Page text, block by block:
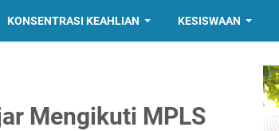
KONSENTRASI KEAHLIAN KESISWAAN
Mengikuti MPLS